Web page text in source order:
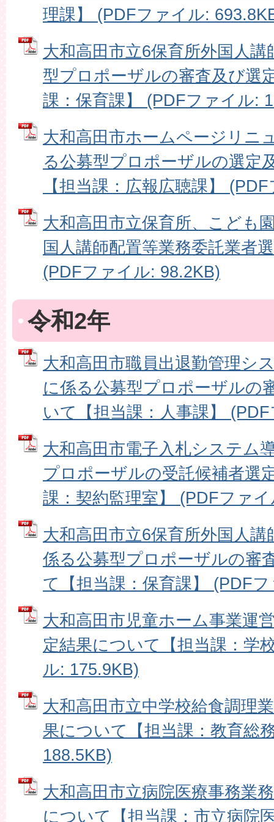
理課】 (PDFファイル:
大和高田市立6保育所外国人
型プロポーザルの審査及び選
課：保育課】 (PDFファイル:
大和高田市ホームページリニ
る公募型プロポーザルの選定
【担当課：広報広聴課】
大和高田市立保育所、こども
国人講師配置等業務委託業者
(PDFファイル: 98.2KB)
令和2年
大和高田市職員出退勤管理シ
に係る公募型プロポーザルの
いて【担当課：人事課】
大和高田市電子入札システム
プロポーザルの受託候補者選
課：契約監理室】 (PDFファ
大和高田市立6保育所外国人
係る公募型プロポーザルの審
て【担当課：保育課】 (PDF
大和高田市児童ホーム事業運
定結果について【担当課：学
ル: 175.9KB)
大和高田市立中学校給食調理
果について【担当課：教育総
188.5KB)
大和高田市立病院医療事務業
について【担当課：市立病院